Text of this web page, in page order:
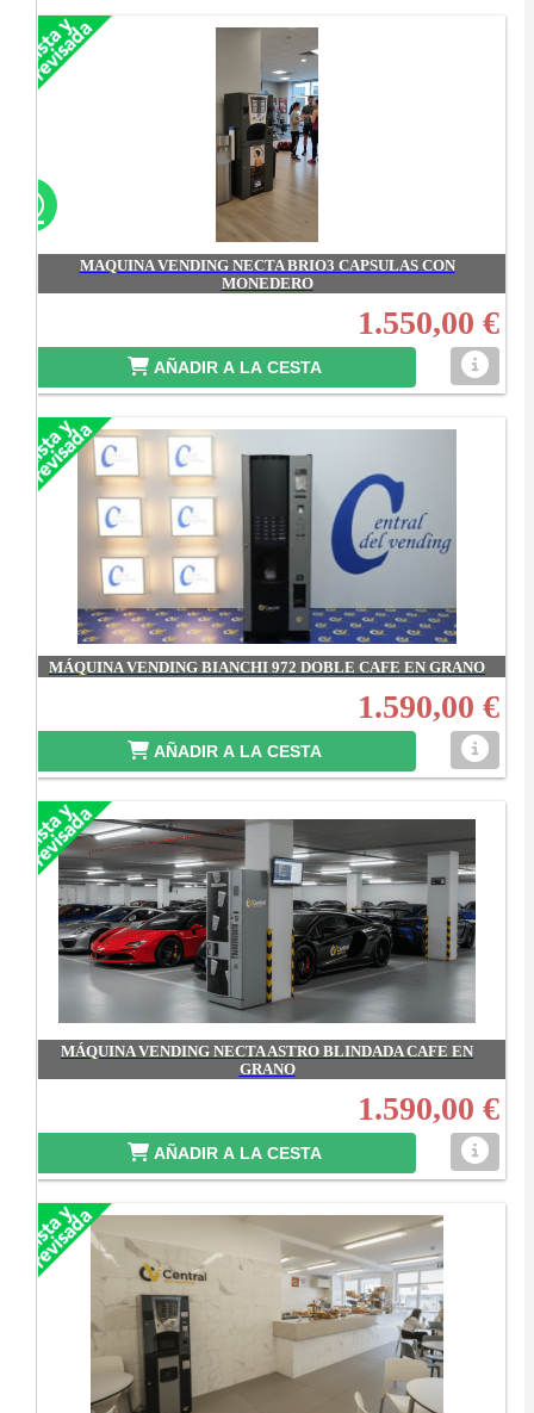
MAQUINA VENDING NECTA BRIO3 CAPSULAS CON
MONEDERO
1.550,00 €
AÑADIR A LA CESTA
MÁQUINA VENDING BIANCHI 972 DOBLE CAFE EN GRANO
1.590,00 €
AÑADIR A LA CESTA
MÁQUINA VENDING NECTA ASTRO BLINDADA CAFE EN
GRANO
1.590,00 €
AÑADIR A LA CESTA